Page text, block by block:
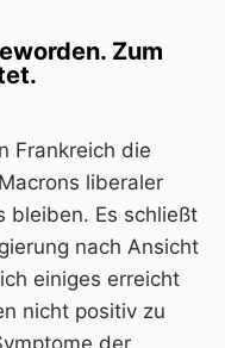
Zum
Frankreich die
liberaler
bleiben. Es schließt
nach Ansicht
einiges erreicht
nicht positiv zu
der